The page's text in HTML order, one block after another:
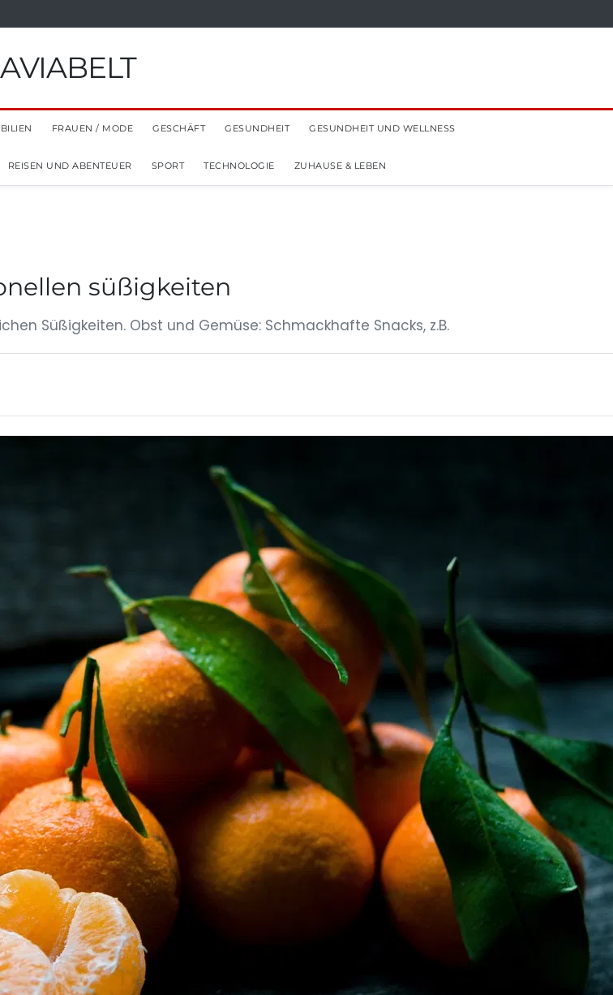
AVIABELT
FRAUEN / MODE GESCHÄFT GESUNDHEIT GESUNDHEIT UND WELLNESS
REISEN UND ABENTEUER SPORT TECHNOLOGIE ZUHAUSE & LEBEN
süßigkeiten
Süßigkeiten. Obst und Gemüse: Schmackhafte Snacks, z.B.